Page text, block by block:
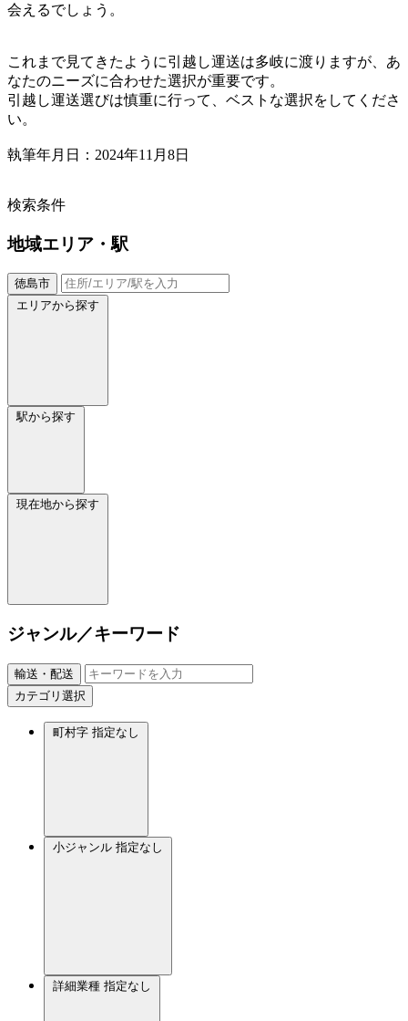
会えるでしょう。
これまで見てきたように引越し運送は多岐に渡りますが、あ
なたのニーズに合わせた選択が重要です。
引越し運送選びは慎重に行って、ベストな選択をしてくださ
い。
執筆年月日：2024年11月8日
検索条件
地域エリア・駅
徳島市
エリアから探す
駅から探す
現在地から探す
ジャンル／キーワード
輸送・配送
カテゴリ選択
町村字 指定なし
小ジャンル 指定なし
詳細業種 指定なし